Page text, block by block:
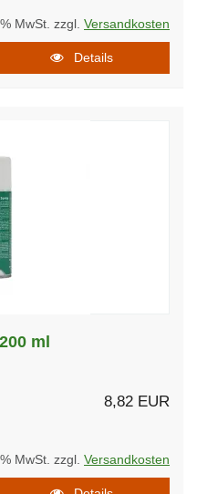
MwSt. zzgl. Versandkosten
Details
ml
8,82 EUR
MwSt. zzgl. Versandkosten